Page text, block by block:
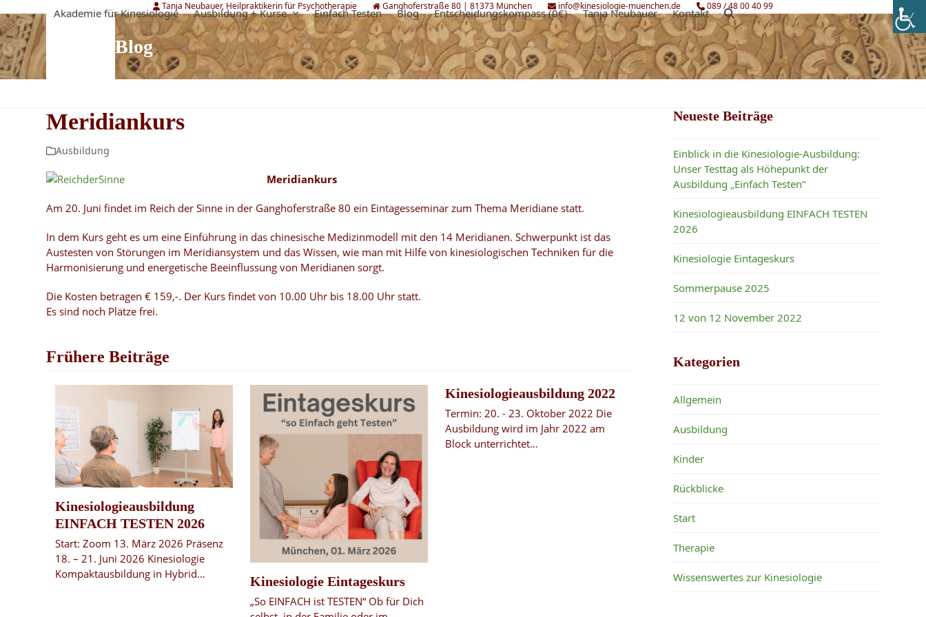
to
content
Tanja Neubauer, Heilpraktikerin für Psychotherapie Ganghoferstraße 80 | 81373 München info@kinesiologie-muenchen.de 089 / 48 00 40 99
Akademie für Kinesiologie Ausbildung + Kurse Einfach Testen Blog Entscheidungskompass (0€) Tanja Neubauer Kontakt
Blog
Meridiankurs
Ausbildung
Meridiankurs
Am 20. Juni findet im Reich der Sinne in der Ganghoferstraße 80 ein Eintagesseminar zum Thema Meridiane statt.
In dem Kurs geht es um eine Einführung in das chinesische Medizinmodell mit den 14 Meridianen. Schwerpunkt ist das
Austesten von Störungen im Meridiansystem und das Wissen, wie man mit Hilfe von kinesiologischen Techniken für die
Harmonisierung und energetische Beeinflussung von Meridianen sorgt.
Die Kosten betragen € 159,-. Der Kurs findet von 10.00 Uhr bis 18.00 Uhr statt.
Es sind noch Plätze frei.
Frühere Beiträge
Kinesiologieausbildung
EINFACH TESTEN 2026
Start: Zoom 13. März 2026 Präsenz
18. – 21. Juni 2026 Kinesiologie
Kompaktausbildung in Hybrid…
Kinesiologie Eintageskurs
„So EINFACH ist TESTEN“ Ob für Dich
Kinesiologieausbildung 2022
Termin: 20. - 23. Oktober 2022 Die
Ausbildung wird im Jahr 2022 am
Block unterrichtet…
Neueste Beiträge
Einblick in die Kinesiologie-Ausbildung:
Unser Testtag als Höhepunkt der
Ausbildung „Einfach Testen“
Kinesiologieausbildung EINFACH TESTEN
2026
Kinesiologie Eintageskurs
Sommerpause 2025
12 von 12 November 2022
Kategorien
Allgemein
Ausbildung
Kinder
Rückblicke
Start
Therapie
Wissenswertes zur Kinesiologie